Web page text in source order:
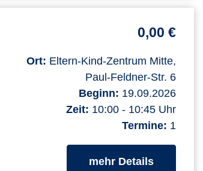
0,00 €
Ort: Eltern-Kind-Zentrum Mitte,
Paul-Feldner-Str. 6
Beginn: 19.09.2026
Zeit: 10:00 - 10:45 Uhr
Termine: 1
mehr Detailszum